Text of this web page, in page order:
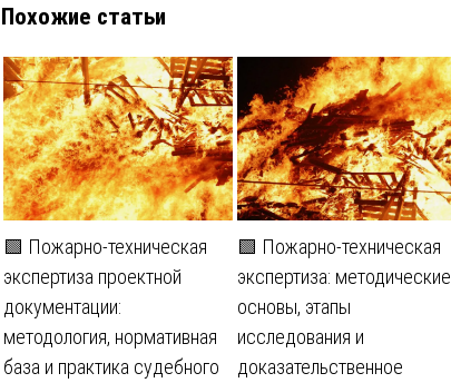
записям
Похожие статьи
🟩 Пожарно-техническая
экспертиза проектной
документации:
методология, нормативная
база и практика судебного
🟩 Пожарно-техническая
экспертиза: методические
основы, этапы
исследования и
доказательственное